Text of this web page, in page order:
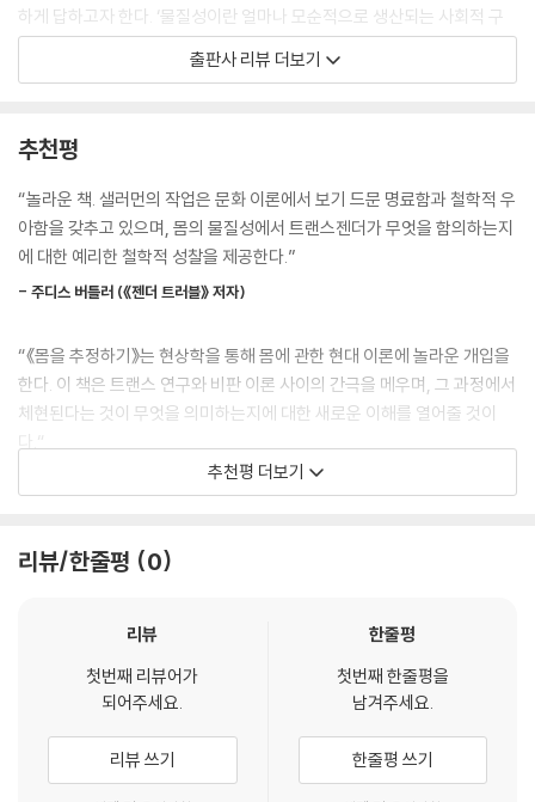
체현과 젠더에 관한 동시대 논의에서 트랜스젠더에 관한 관심을 불러일으
키기 위해 애쓰는 우리 같은 이들에게 정신분석 이론은 어떤 유용성이 있
을까? 내가 말하고자 하는 것은 트랜스젠더를 다루는 최신 저작들은 정신
떻게 해서 몸은 하나의 섹스를 분명하게 드러내는가? 명백한 이분법을 초
면 병리화하지 않는 방식으로 설명할 수 있을까?
--- 「1장 신체적 에고 그리고 물질적인 것이라는 논쟁적 영역」 중에서
샐러먼의 이러한 작업은 이분법적 규범에 맞지 않는 존재들을 비정상으로
존재들이 살 만한 삶을 누릴 세상으로 가는 다리를 놓는다. 한국에서도 페
미니즘 및 레즈비언 공동체에서의 트랜스 배척 현상이 가시화되었고 사회
일반에서 젠더 이분법을 위반한 것으로 보이는 존재들에 대한 노골적인 폭
력과 살해가 꾸준히 발생하고 있는 만큼, 샐러먼의 작업이 적어도 상생을
고민하는 사람들에게 필요한 자원이 되리라 전망한다.
--- 「옮긴이 해제」 중에서
하게 답하고자 한다. ‘물질성이란 얼마나 모순적으로 생산되는 사회적 구
성물인가?’ ‘물질이란 것에 의지하지 않고서 어떻게 트랜스 체현을 설명할
며 트랜스젠더 체현의 문제를 이론화한다. 몸의 물질성은 아무런 매개 없
이 접근 가능하다는 통념, 그리고 그러한 물질성이 우리가 ‘남성’ 또는 ‘여
성’이라는 젠더 이분법의 확고한 근거가 된다는 믿음을 정면으로 반박한
다. ‘느껴지는’ 몸과 ‘읽히는’ 몸 사이의 간극을 인간 주체 보편의 문제로, 다
육체적 윤곽 간의 괴리에 의존”(10쪽)하는 문제로 논증해내며, 트랜스 체
현상학과 정신분석학에 관한 배경지식이 있다면 더욱 깊이 읽을 수 있는
책이지만, 필수 요건은 아니다. 두 학문의 전통을 퀴어 이론과 연결하면 무
엇이 달라지는지, 샐러먼은 비교적 친절하고도 명료하게 보여주기 때문이
다. 거기에 더해 이 책의 옮긴이이며 퀴어 장애학 연구자인 전혜은이 방대
한 역주를 덧붙였다. 촘촘한 해설도 빼놓지 않았다. 트랜스 혐오를 논파하
이 책의 원제는 Assuming a Body다. assume은 ‘취하다’와 ‘추정하
다’의 이중적 의미를 가진다. 몸을 ‘취하는’ 것은 이 몸을 내 몸으로 ‘받아들
이는’ 행위이고, 몸을 ‘추정하는’ 것은 지나가는 타인의 몸을 여성 또는 남
성으로 ‘읽어내는’ 행위다. 전자가 개인의 실존적 행위라면, 후자는 사회적
행위인 셈이다. 그리고 이 둘 사이에는 간극이 존재한다. 내가 ‘느끼는’ 몸
과 사회적으로 ‘읽히는’ 몸은 일치하지 않는다. 인식의 불확실성이다. 팔다
출판사 리뷰 더보기
추천평
“놀라운 책. 샐러먼의 작업은 문화 이론에서 보기 드문 명료함과 철학적 우
아함을 갖추고 있으며, 몸의 물질성에서 트랜스젠더가 무엇을 함의하는지
에 대한 예리한 철학적 성찰을 제공한다.”
- 주디스 버틀러 (《젠더 트러블》 저자)
“《몸을 추정하기》는 현상학을 통해 몸에 관한 현대 이론에 놀라운 개입을
한다. 이 책은 트랜스 연구와 비판 이론 사이의 간극을 메우며, 그 과정에서
체현된다는 것이 무엇을 의미하는지에 대한 새로운 이해를 열어줄 것이
다.“
- 잭 핼버스탬 (《여성의 남성성》 저자)
리고 신자유주의 통치성 비판 사이의 연결을 더욱 강화한다. 다양한 분야
에 대한 새로운 프레임을 제시한다. 이는 비규범적 젠더 구성에 대한 급진
적 개입이다.”
추천평 더보기
리뷰/한줄평 0
리뷰
첫번째 리뷰어가
되어주세요.
리뷰 쓰기
한줄평
첫번째 한줄평을
남겨주세요.
한줄평 쓰기